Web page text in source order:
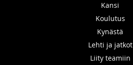
Kansi
Koulutus
Kynästä
Lehti ja jatkot
Liity teamiin